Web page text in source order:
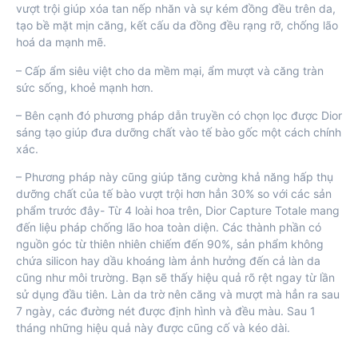
vượt trội giúp xóa tan nếp nhăn và sự kém đồng đều trên da,
tạo bề mặt mịn căng, kết cấu da đồng đều rạng rỡ, chống lão
hoá da mạnh mẽ.
– Cấp ẩm siêu việt cho da mềm mại, ẩm mượt và căng tràn
sức sống, khoẻ mạnh hơn.
– Bên cạnh đó phương pháp dẫn truyền có chọn lọc được Dior
sáng tạo giúp đưa dưỡng chất vào tế bào gốc một cách chính
xác.
– Phương pháp này cũng giúp tăng cường khả năng hấp thụ
dưỡng chất của tế bào vượt trội hơn hẳn 30% so với các sản
phẩm trước đây- Từ 4 loài hoa trên, Dior Capture Totale mang
đến liệu pháp chống lão hoa toàn diện. Các thành phần có
nguồn góc từ thiên nhiên chiếm đến 90%, sản phẩm không
chứa silicon hay dầu khoáng làm ảnh hưởng đến cả làn da
cũng như môi trường. Bạn sẽ thấy hiệu quả rõ rệt ngay từ lần
sử dụng đầu tiên. Làn da trờ nên căng và mượt mà hẳn ra sau
7 ngày, các đường nét được định hình và đều màu. Sau 1
tháng những hiệu quả này được cũng cố và kéo dài.